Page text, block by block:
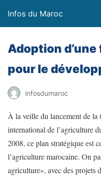
Infos du Maroc
Adoption
pour le
infosdumaroc
À la veille du lancement de
international de l’agriculture
2008, ce plan stratégique est
l’agriculture marocaine. On
agriculture», avec des projets